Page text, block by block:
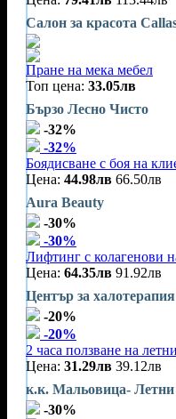
Салон за красота
Пране на мека мебел
Топ цена: 33.05лв
Бързо Лесно Чисто
-32%
-32%
Боядисване с боя на
Цена: 44.98лв 66.50лв
Aura Beauty
-30%
-30%
Лифтинг с колагенови
Цена: 64.35лв 91.92лв
Център за
-20%
-20%
2 часа ползване на
Цена: 31.29лв 39.12лв
к.к. Мальовица- Летни
-30%